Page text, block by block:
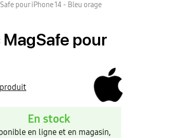
pour iPhone 14 - Bleu orage
pour
En stock
en ligne et en magasin,